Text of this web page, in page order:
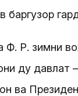
баргузор
Ф. Р. зимни
ду давлат
ва